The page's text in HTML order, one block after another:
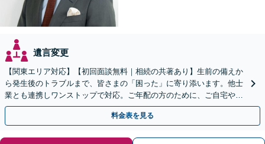
遺言変更
【関東エリア対応】【初回面談無料｜相続の共著あり】生前の備えか
ら発生後のトラブルまで、皆さまの「困った」に寄り添います。他士
業とも連携しワンストップで対応。ご年配の方のために、ご自宅やご
近所への出張相談も実施【秘密厳守｜休日・夜間相談可】
料金表を見る